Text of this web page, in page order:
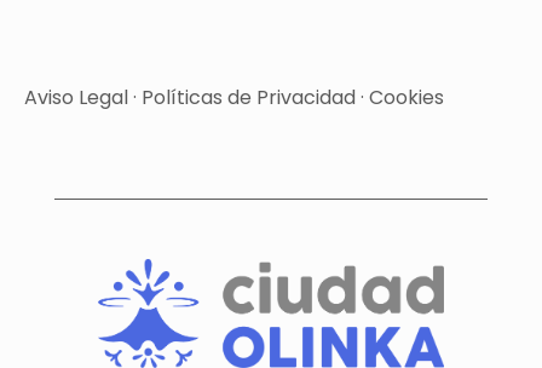
Aviso Legal· Políticas de Privacidad· Cookies